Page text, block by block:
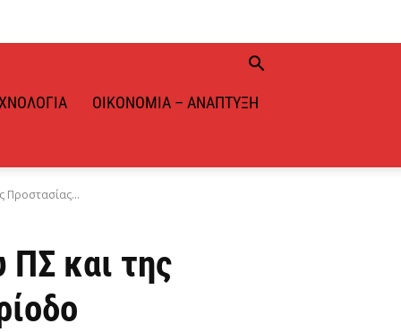
ΟΙΚΟΝΟΜΊΑ – ΑΝΆΠΤΥΞΗ
Προστασίας...
ΠΣ και της